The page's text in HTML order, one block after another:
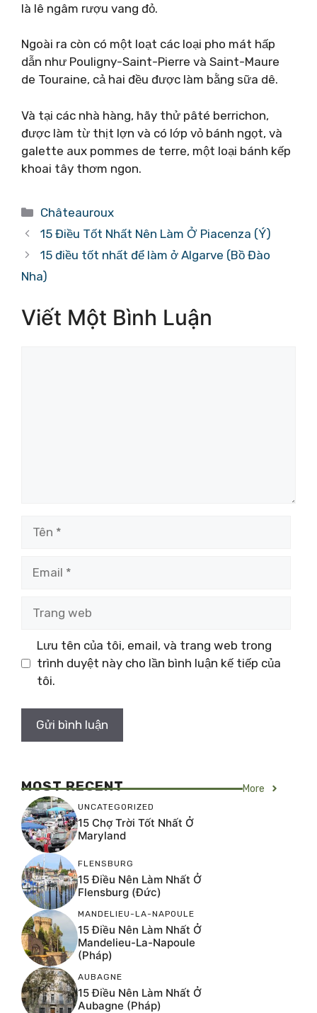
là lê ngâm rượu vang đỏ.
Ngoài ra còn có một loạt các loại pho mát hấp
dẫn như Pouligny-Saint-Pierre và Saint-Maure
de Touraine, cả hai đều được làm bằng sữa dê.
Và tại các nhà hàng, hãy thử pâté berrichon,
được làm từ thịt lợn và có lớp vỏ bánh ngọt, và
galette aux pommes de terre, một loại bánh kếp
khoai tây thơm ngon.
Danh
mục
Châteauroux
15 Điều Tốt Nhất Nên Làm Ở Piacenza (Ý)
15 điều tốt nhất để làm ở Algarve (Bồ Đào
Nha)
Viết Một Bình Luận
Lưu tên của tôi, email, và trang web trong
trình duyệt này cho lần bình luận kế tiếp của
tôi.
MOST RECENT More
UNCATEGORIZED
15 Chợ Trời Tốt Nhất Ở
Maryland
FLENSBURG
15 Điều Nên Làm Nhất Ở
Flensburg (Đức)
MANDELIEU-LA-NAPOULE
15 Điều Nên Làm Nhất Ở
Mandelieu-La-Napoule
(Pháp)
AUBAGNE
15 Điều Nên Làm Nhất Ở
Aubagne (Pháp)